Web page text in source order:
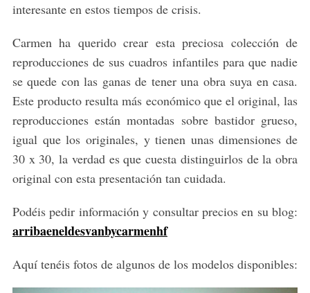
interesante en estos tiempos de crisis.
Carmen ha querido crear esta preciosa colección de
reproducciones de sus cuadros infantiles para que nadie
se quede con las ganas de tener una obra suya en casa.
Este producto resulta más económico que el original, las
reproducciones están montadas sobre bastidor grueso,
igual que los originales, y tienen unas dimensiones de
30 x 30, la verdad es que cuesta distinguirlos de la obra
original con esta presentación tan cuidada.
Podéis pedir información y consultar precios en su blog:
arribaeneldesvanbycarmenhf
Aquí tenéis fotos de algunos de los modelos disponibles: